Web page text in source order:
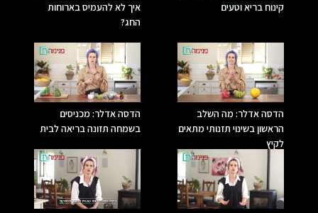
קינוח בריא וטעים
איך לא להעמיס בארוחות
החג?
הדסה אדלר: מה השלב
הראשון בשינוי תזנותי מתאים
לקיץ
הדסה אדלר: מכניסים
בשמחה תזונה בריאה לבית